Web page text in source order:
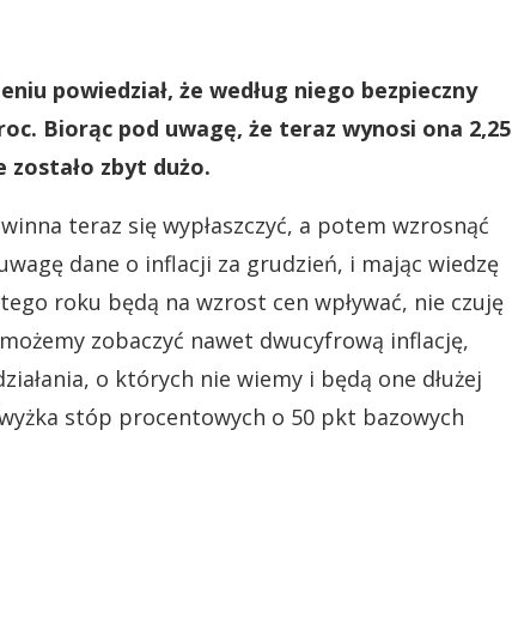
powiedział, że według niego bezpieczny
Biorąc pod uwagę, że teraz wynosi ona 2,25
zostało zbyt dużo.
teraz się wypłaszczyć, a potem wzrosnąć
dane o inflacji za grudzień, i mając wiedzę
roku będą na wzrost cen wpływać, nie czuję
zobaczyć nawet dwucyfrową inflację,
o których nie wiemy i będą one dłużej
stóp procentowych o 50 pkt bazowych